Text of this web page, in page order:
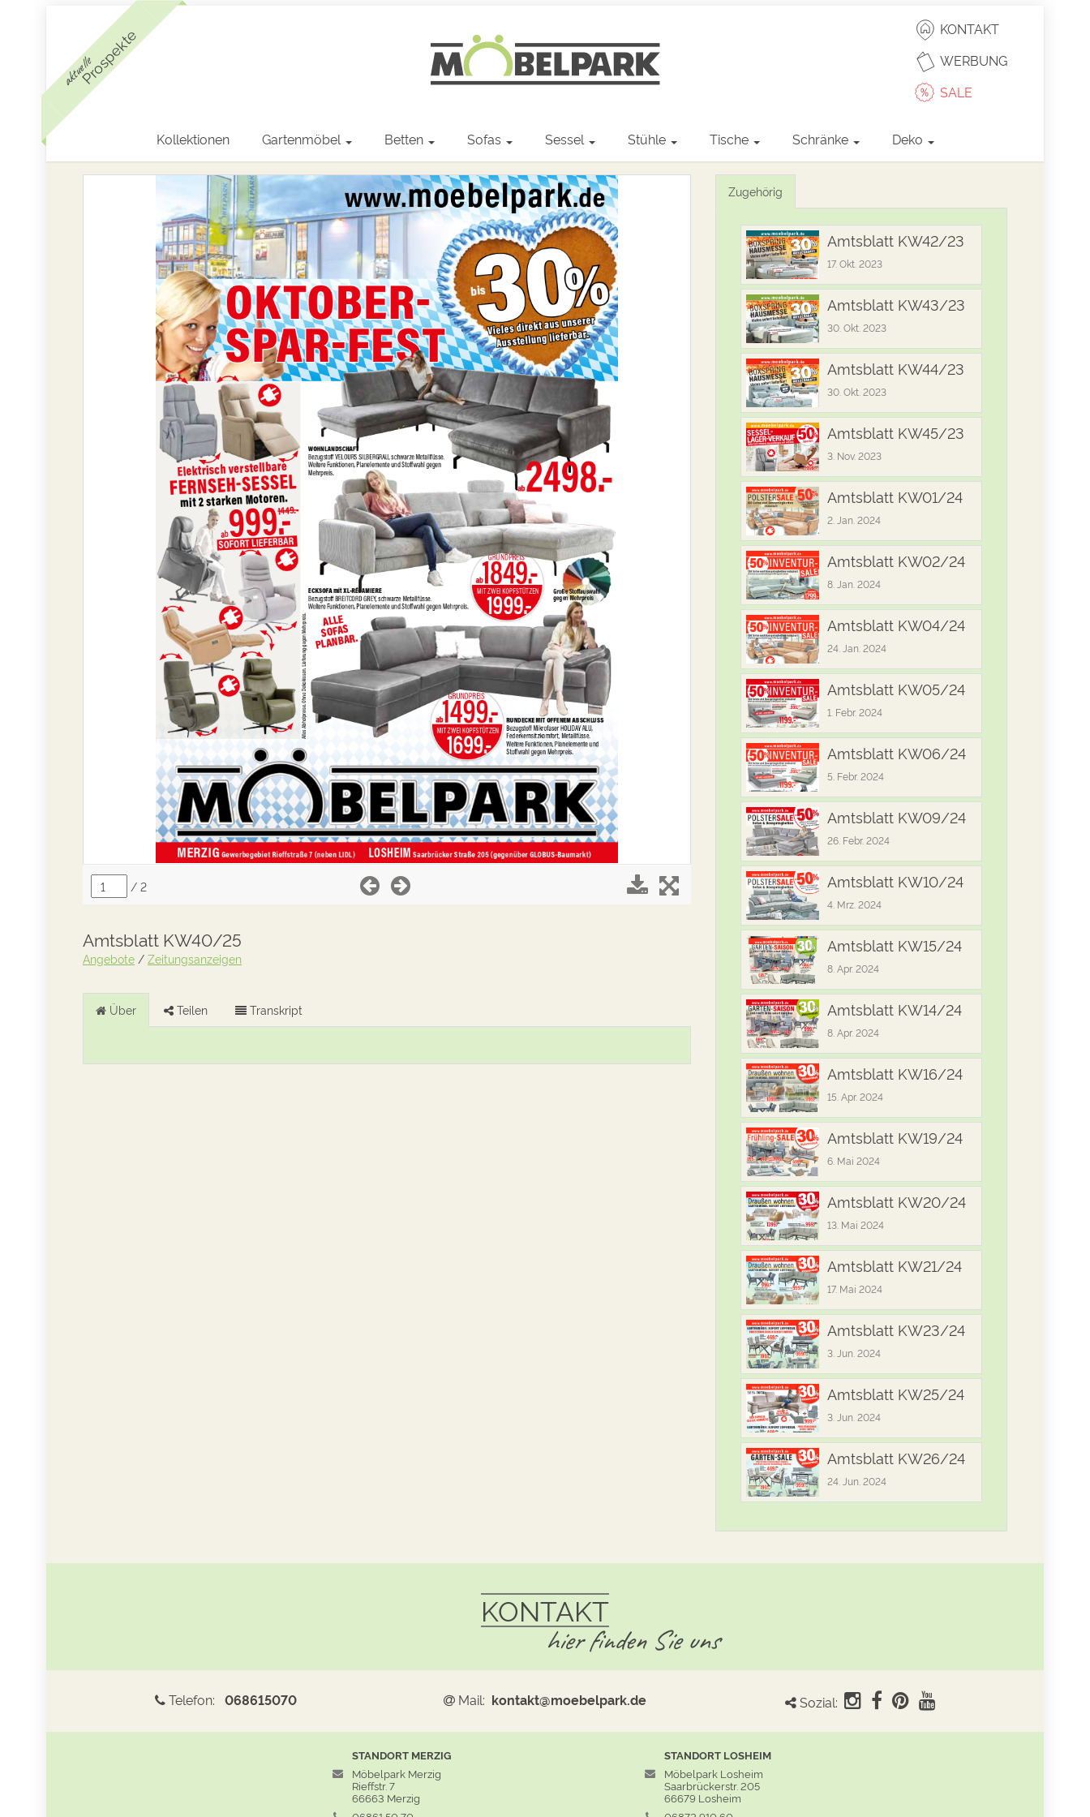
aktuelleProspekte
KONTAKT
WERBUNG
SALE
Kollektionen Gartenmöbel Betten Sofas Sessel Stühle Tische Schränke Deko
Amtsblatt KW40/25
Angebote / Zeitungsanzeigen
Über Teilen Transkript
Zugehörig
Amtsblatt KW42/23
17. Okt. 2023
Amtsblatt KW43/23
30. Okt. 2023
Amtsblatt KW44/23
30. Okt. 2023
Amtsblatt KW45/23
3. Nov. 2023
Amtsblatt KW01/24
2. Jan. 2024
Amtsblatt KW02/24
8. Jan. 2024
Amtsblatt KW04/24
24. Jan. 2024
Amtsblatt KW05/24
1. Febr. 2024
Amtsblatt KW06/24
5. Febr. 2024
Amtsblatt KW09/24
26. Febr. 2024
Amtsblatt KW10/24
4. Mrz. 2024
Amtsblatt KW15/24
8. Apr. 2024
Amtsblatt KW14/24
8. Apr. 2024
Amtsblatt KW16/24
15. Apr. 2024
Amtsblatt KW19/24
6. Mai 2024
Amtsblatt KW20/24
13. Mai 2024
Amtsblatt KW21/24
17. Mai 2024
Amtsblatt KW23/24
3. Jun. 2024
Amtsblatt KW25/24
3. Jun. 2024
Amtsblatt KW26/24
24. Jun. 2024
KONTAKT
hier finden Sie uns
Telefon:068615070 Mail: kontakt@moebelpark.de Sozial:
STANDORT MERZIG
Möbelpark Merzig
Rieffstr. 7
66663 Merzig
STANDORT LOSHEIM
Möbelpark Losheim
Saarbrückerstr. 205
66679 Losheim